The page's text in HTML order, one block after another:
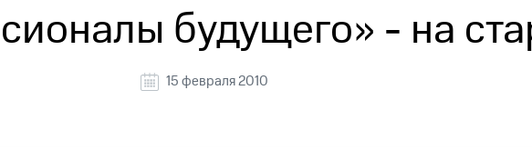
будущего» - на
15 февраля 2010